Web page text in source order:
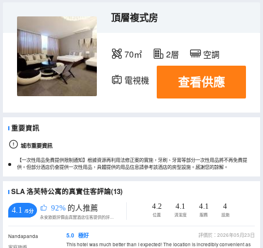
頂層複式房
70㎡ 2層 空調
電視機 冰箱
查看供應
重要資訊
城市重要資訊
【一次性用品免費提供限制通知】根據資源再利用法修正案的實施，牙刷、牙膏等部分一次性用品將不再免費提
供。但部分酒店仍會提供一次性用品，具體提供的用品信息請參考該酒店的房型設施。感謝您的諒解。
SLA 洛芙特公寓的真實住客評論(13)
4.1 /5分 92% 的人推薦
永安旅遊評價由真實酒店住客提供的評價。
4.2
位置
4.1
清潔度
4.1
服務
4
設施
Nandapanda
5.0 極好
評價於：2026年05月23日
This hotel was much better than I expected! The location is incredibly convenient as